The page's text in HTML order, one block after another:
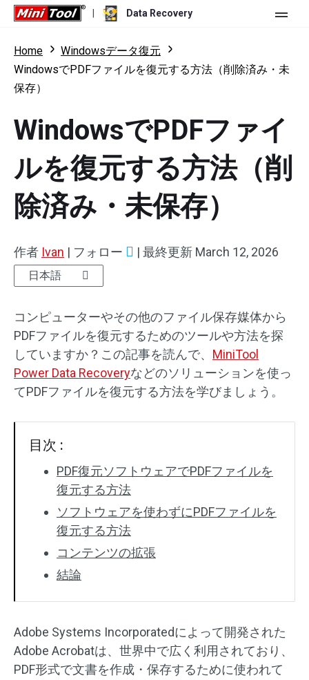
Data Recovery
ストア
個人ユーザー向け
Data Recovery Pro
Data Recovery Bootable
機能
更新履歴
バージョン比較
リソース
ユーザーマニュアル
ハードドライブ復元
SDカード復元
無料版 ダウンロード
トライアル版
Home
Windowsデータ復元
WindowsでPDFファイルを復元する方法（削除済み・未
保存）
WindowsでPDFファイ
ルを復元する方法（削
除済み・未保存）
作者 Ivan | フォロー | 最終更新 March 12, 2026
日本語
コンピューターやその他のファイル保存媒体から
PDFファイルを復元するためのツールや方法を探
していますか？この記事を読んで、 MiniTool
Power Data Recoveryなどのソリューションを使っ
てPDFファイルを復元する方法を学びましょう。
目次 :
PDF復元ソフトウェアでPDFファイルを
復元する方法
ソフトウェアを使わずにPDFファイルを
復元する方法
コンテンツの拡張
結論
Adobe Systems Incorporatedによって開発された
Adobe Acrobatは、世界中で広く利用されており、
PDF形式で文書を作成・保存するために使われて